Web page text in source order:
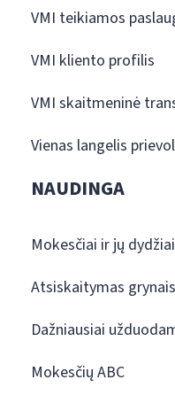
VMI teikiamos
VMI kliento profilis
VMI skaitmeninė
Vienas langelis
NAUDINGA
Mokesčiai ir jų dydžiai
Atsiskaitymas
Dažniausiai
Mokesčių ABC